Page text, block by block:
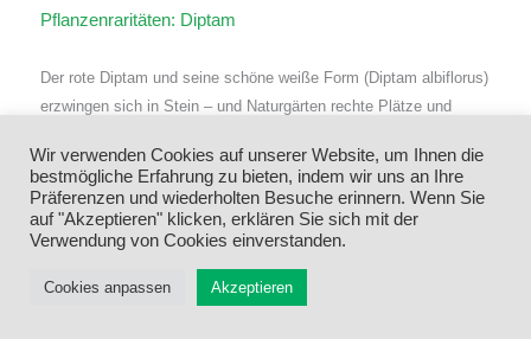
Pflanzenraritäten: Diptam
Der rote Diptam und seine schöne weiße Form (Diptam albiflorus)
erzwingen sich in Stein – und Naturgärten rechte Plätze und
Menü
Wir verwenden Cookies auf unserer Website, um Ihnen die
bestmögliche Erfahrung zu bieten, indem wir uns an Ihre
Präferenzen und wiederholten Besuche erinnern. Wenn Sie
auf "Akzeptieren" klicken, erklären Sie sich mit der
Verwendung von Cookies einverstanden.
Cookies anpassen Akzeptieren